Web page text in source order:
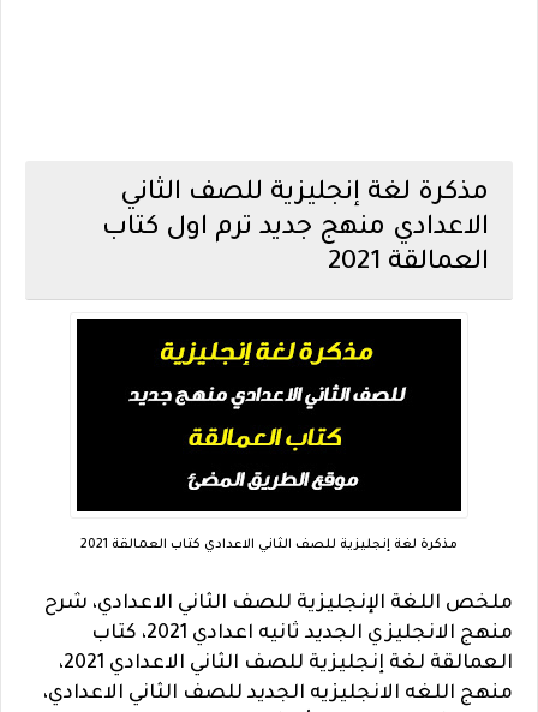
مذكرة لغة إنجليزية للصف الثاني
الاعدادي منهج جديد ترم اول كتاب
العمالقة 2021
مذكرة لغة إنجليزية للصف الثاني الاعدادي كتاب العمالقة 2021
ملخص اللغة الإنجليزية للصف الثاني الاعدادي، شرح
منهج الانجليزي الجديد ثانيه اعدادي 2021، كتاب
العمالقة لغة إنجليزية للصف الثاني الاعدادي 2021،
منهج اللغه الانجليزيه الجديد للصف الثاني الاعدادي،